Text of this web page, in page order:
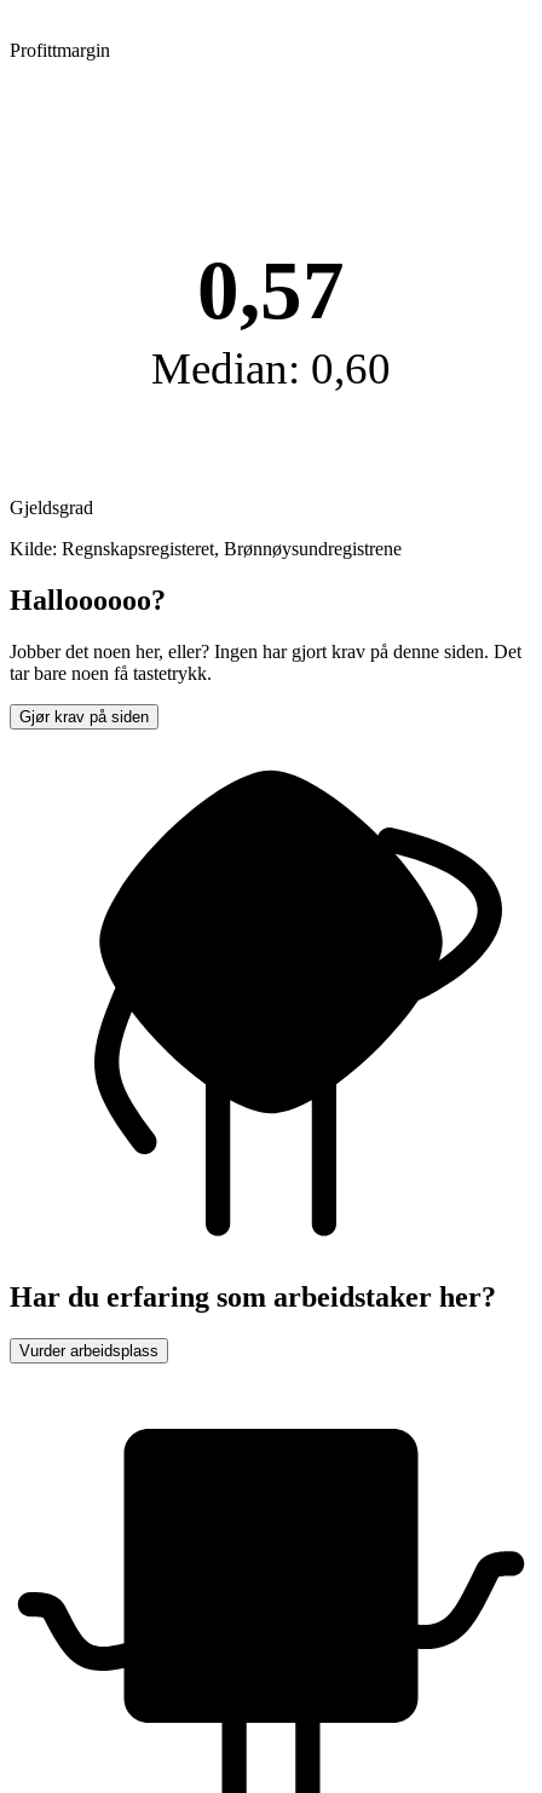
Profittmargin
0,57
Median: 0,60
Gjeldsgrad
Kilde: Regnskapsregisteret, Brønnøysundregistrene
Halloooooo?
Jobber det noen her, eller? Ingen har gjort krav på denne siden. Det
tar bare noen få tastetrykk.
Gjør krav på siden
Har du erfaring som arbeidstaker her?
Vurder arbeidsplass